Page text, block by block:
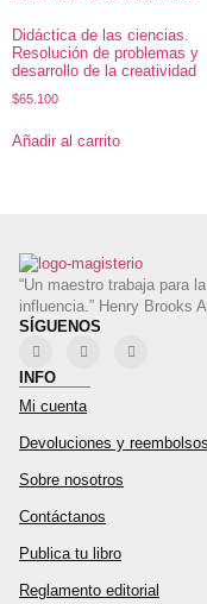
Didáctica de las ciencias.
Resolución de problemas y
desarrollo de la creatividad
$65.100
Añadir al carrito
“Un maestro trabaja para
influencia.” Henry Brooks
SÍGUENOS
INFO
Mi cuenta
Devoluciones y reembolsos
Sobre nosotros
Contáctanos
Publica tu libro
Reglamento editorial